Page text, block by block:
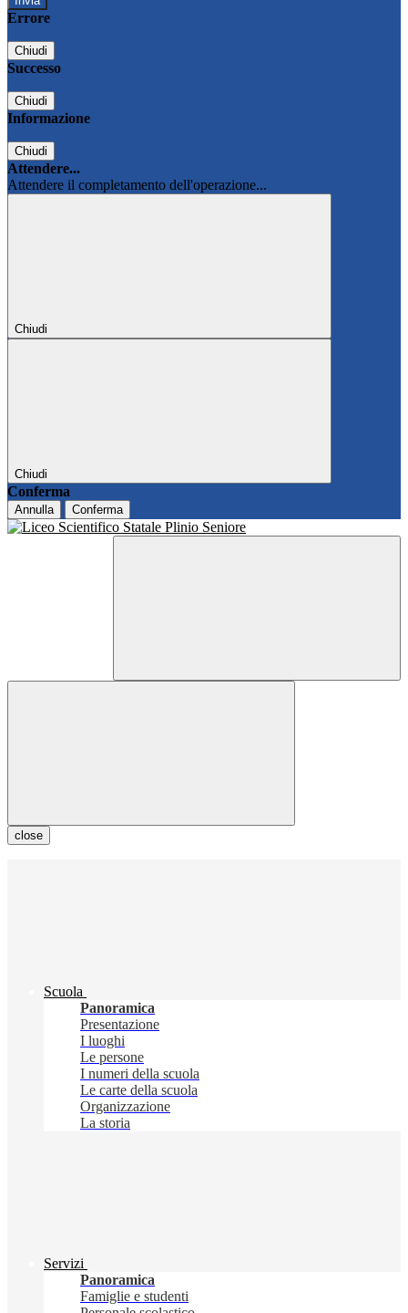
Errore
Chiudi
Successo
Chiudi
Informazione
Chiudi
Attendere...
Attendere il completamento dell'operazione...
Chiudi
Chiudi
Conferma
Annulla Conferma
close
Scuola
Panoramica
Presentazione
I luoghi
Le persone
I numeri della scuola
Le carte della scuola
Organizzazione
La storia
Servizi
Panoramica
Famiglie e studenti